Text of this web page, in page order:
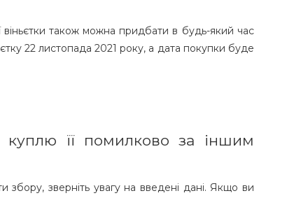
також можна придбати в будь-який час
22 листопада 2021 року, а дата покупки буде
її помилково за іншим
збору, зверніть увагу на введені дані. Якщо ви